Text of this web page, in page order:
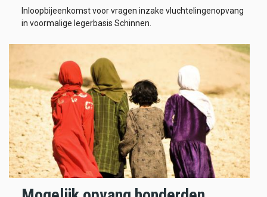
Inloopbijeenkomst voor vragen inzake vluchtelingenopvang
in voormalige legerbasis Schinnen.